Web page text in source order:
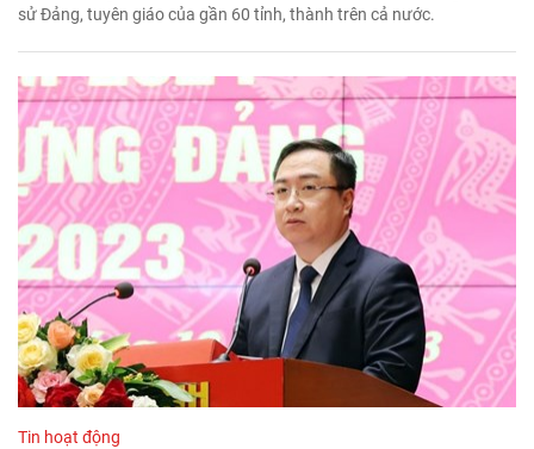
sử Đảng, tuyên giáo của gần 60 tỉnh, thành trên cả nước.
Tin hoạt động